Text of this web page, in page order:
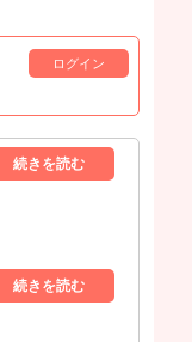
ログイン